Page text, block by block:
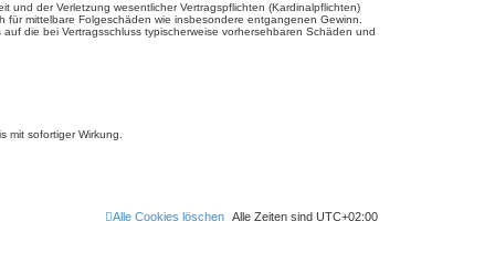
und der Verletzung wesentlicher Vertragspflichten (Kardinalpflichten)
mittelbare Folgeschäden wie insbesondere entgangenen Gewinn.
die bei Vertragsschluss typischerweise vorhersehbaren Schäden und
mit sofortiger Wirkung.
Alle Zeiten sind UTC+02:00
Alle Cookies löschen